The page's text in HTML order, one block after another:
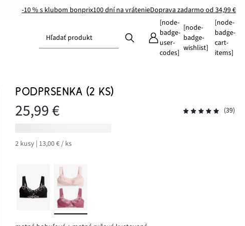
-10 % s klubom bonprix100 dní na vrátenieDoprava zadarmo od 34,99 €
Hľadať produkt
[node-
badge-
user-
codes]
[node-
badge-
wishlist]
[node-
badge-
cart-
items]
PODPRSENKA (2 KS)
25,99 € (39)
2 kusy | 13,00 € / ks